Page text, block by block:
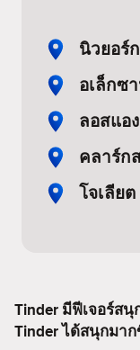
นิวยอร์ก
อเล็กซ
ลอสแอ
คลาร์ก
โจเลียต
Tinder มีฟีเจอร์ส
Tinder ได้สนุกมา